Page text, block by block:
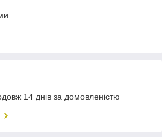
14 днів за домовленістю